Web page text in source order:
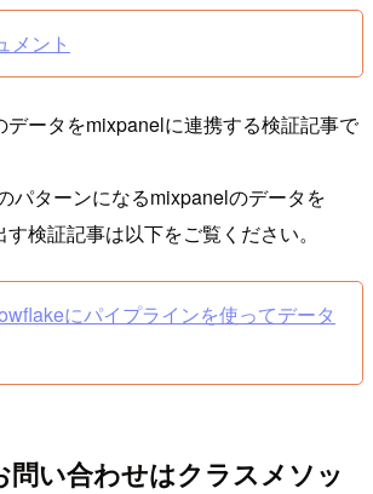
メント
データをmixpanelに連携する検証記事で
パターンになるmixpanelのデータを
検証記事は以下をご覧ください。
にパイプラインを使ってデータ
い合わせはクラスメソッ